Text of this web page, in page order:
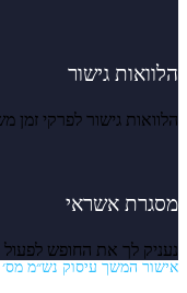
הלוואות גישור
הלוואות גישור לפרקי
מסגרת אשראי
נעניק לך את החופש
אישור המשך עיסוק נש״מ מס׳ 322520